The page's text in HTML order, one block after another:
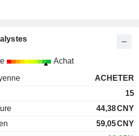
Achat
ACHETER
15
44,38CNY
59,05CNY